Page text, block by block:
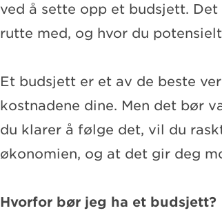
ved å sette opp et budsjett.
rutte med, og hvor du
Et budsjett er et av de beste
kostnadene dine. Men det bør
du klarer å følge det, vil du
økonomien, og at det gir deg
Hvorfor bør jeg ha et budsjett?